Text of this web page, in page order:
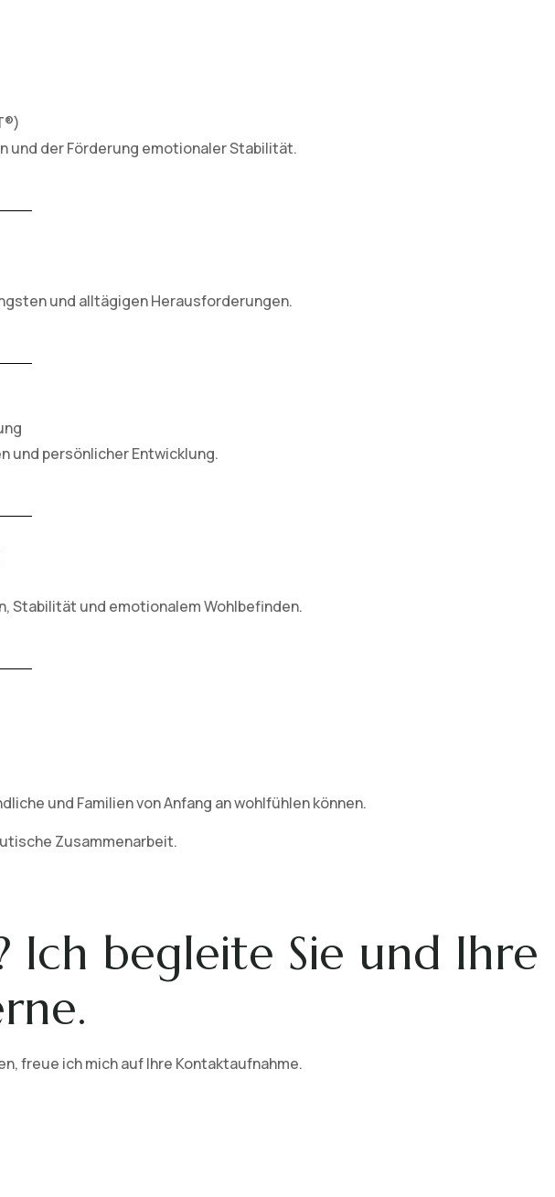
und der Förderung emotionaler Stabilität.
und alltägigen Herausforderungen.
und persönlicher Entwicklung.
Stabilität und emotionalem Wohlbefinden.
und Familien von Anfang an wohlfühlen können.
Zusammenarbeit.
Ich begleite Sie und Ihre
freue ich mich auf Ihre Kontaktaufnahme.